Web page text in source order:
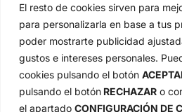
El resto de cookies sirven para
para personalizarla en base a tus
poder mostrarte publicidad
gustos e intereses personales.
cookies pulsando el botón
pulsando el botón RECHAZAR o
el apartado CONFIGURACIÓN DE
Publicidad
Newsletters
Copyright © 2025 OpenGolf |